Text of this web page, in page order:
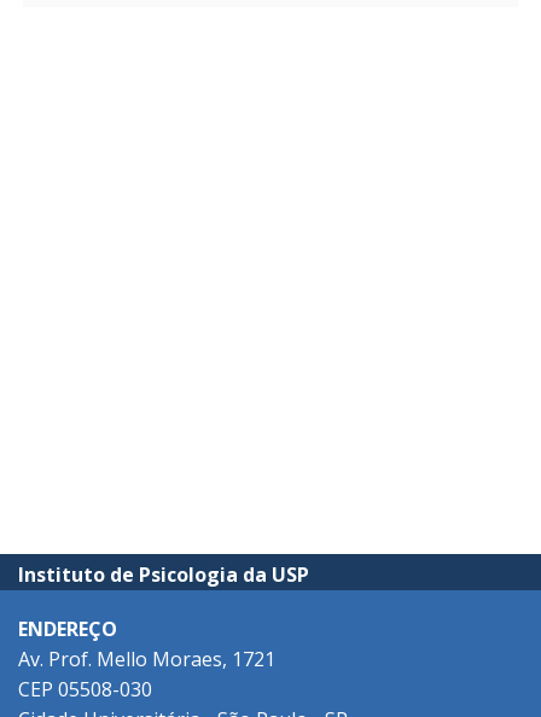
Instituto de Psicologia da USP
ENDEREÇO
Av. Prof. Mello Moraes, 1721
CEP 05508-030